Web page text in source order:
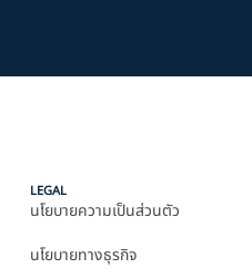
LEGAL
นโยบายความเป็นส่วนตัว
นโยบายทางธุรกิจ